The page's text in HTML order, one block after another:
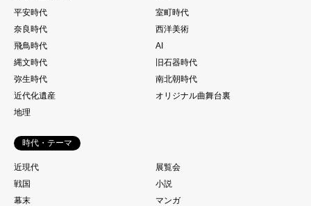
平安時代
室町時代
奈良時代
西洋美術
飛鳥時代
AI
縄文時代
旧石器時代
弥生時代
南北朝時代
近代化遺産
オリジナル曲舞台裏
地理
時代・テーマ
近現代
展覧会
戦国
小説
幕末
マンガ